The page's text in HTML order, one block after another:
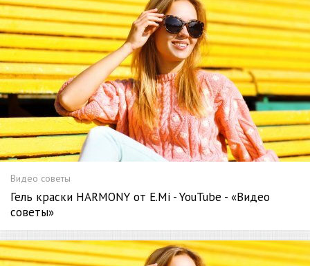
Видео советы
Гель краски HARMONY от E.Mi - YouTube - «Видео
советы»